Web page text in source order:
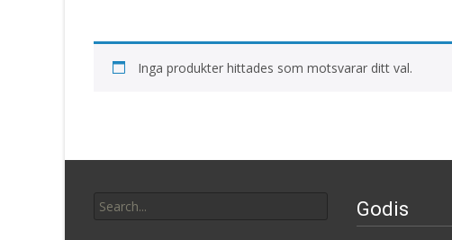
Inga produkter hittades som motsvarar ditt val.
for:
Godis